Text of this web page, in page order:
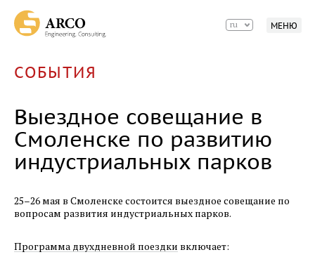
ru МЕНЮ
13.07.2017
ИННОПРОМ-2017
10.07.2017
Еженедельный обзор новостей
05.07.2017
Статья в журнале «Строительство»
Еженедельный обзор новостей
индустриальных парков, 3 июля
03.07.2017
СОБЫТИЯ
Выездное совещание в
Смоленске по развитию
индустриальных парков
25–26 мая в Смоленске состоится выездное совещание по
вопросам развития индустриальных парков.
Программа двухдневной поездки включает: